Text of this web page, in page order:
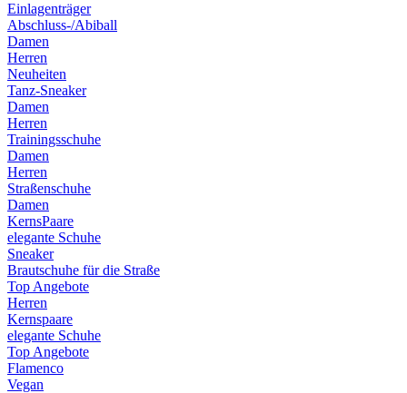
Einlagenträger
Abschluss-/Abiball
Damen
Herren
Neuheiten
Tanz-Sneaker
Damen
Herren
Trainingsschuhe
Damen
Herren
Straßenschuhe
Damen
KernsPaare
elegante Schuhe
Sneaker
Brautschuhe für die Straße
Top Angebote
Herren
Kernspaare
elegante Schuhe
Top Angebote
Flamenco
Vegan